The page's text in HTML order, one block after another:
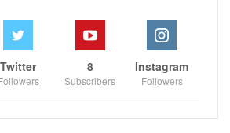
Twitter 8
Subscribers
Instagram
Followers